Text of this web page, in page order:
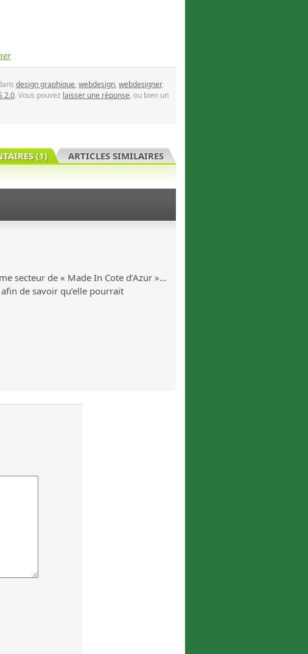
design graphique, webdesign, webdesigner,
2.0. Vous pouvez laisser une réponse, ou bien un
ARTICLES SIMILAIRES
(1)
secteur de « Made In Cote d’Azur »…
de savoir qu’elle pourrait